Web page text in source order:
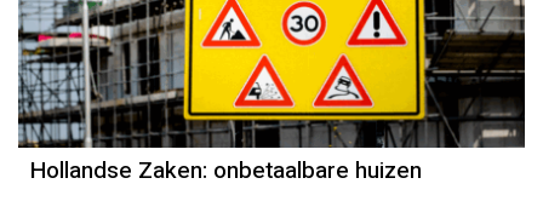
Hollandse Zaken: onbetaalbare huizen